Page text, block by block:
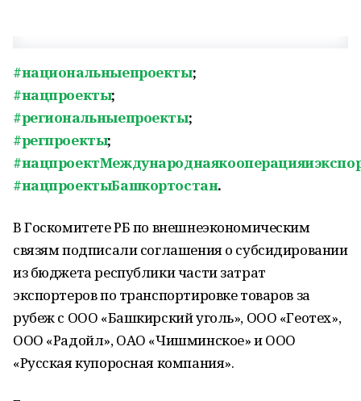
#национальныепроекты;
#нацпроекты;
#региональныепроекты;
#регпроекты;
#нацпроектыБашкортостан.
В Госкомитете РБ по внешнеэкономическим
связям подписали соглашения о субсидировании
из бюджета республики части затрат
экспортеров по транспортировке товаров за
рубеж с ООО «Башкирский уголь», ООО «Геотех»,
ООО «Радойл», ОАО «Чишминское» и ООО
«Русская купоросная компания».